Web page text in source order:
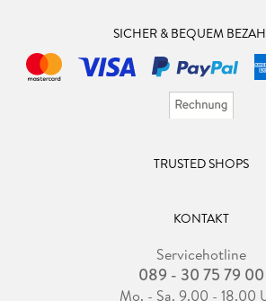
SICHER & BEQUEM
TRUSTED SHOPS
KONTAKT
Servicehotline
089 - 30 75 79 00
Mo. - Sa. 9.00 - 18.00